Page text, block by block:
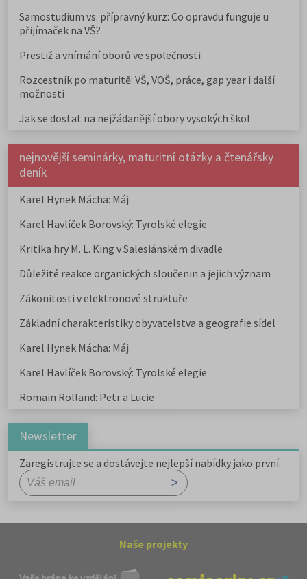
Samostudium vs. přípravný kurz: Co opravdu funguje u
přijímaček na VŠ?
Prestiž a vnímání oborů ve společnosti
Rozcestník po maturitě: VŠ, VOŠ, práce, gap year i další
možnosti
Jak se dostat na nejžádanější obory vysokých škol
nejnovější seminárky, maturitní otázky a čtenářsky
deník
Karel Hynek Mácha: Máj
Karel Havlíček Borovský: Tyrolské elegie
Kritika hry M. L. King v Salesiánském divadle
Důležité reakce organických sloučenin a jejich význam
Zákonitosti v elektronové struktuře
Základní charakteristiky obyvatelstva a geografie sídel
Karel Hynek Mácha: Máj
Karel Havlíček Borovský: Tyrolské elegie
Romain Rolland: Petr a Lucie
Newsletter
Zaregistrujte se a dostávejte nejlepší nabídky jako první.
Naše projekty